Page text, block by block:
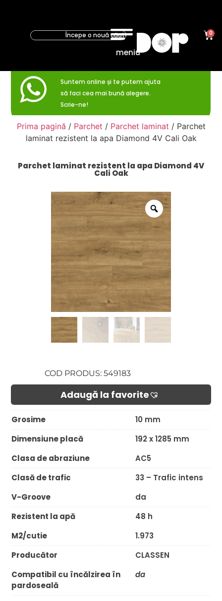
meniu
0
Suntem online și te putem ajuta
să faci cea mai bună alegere.
Scrie-ne!
Prima pagină / Parchet / Parchet laminat / Parchet
laminat rezistent la apa Diamond 4V Cali Oak
Parchet laminat rezistent la apa Diamond 4V
Cali Oak
COD PRODUS: 549183
Adaugă la favorite​
Grosime
10 mm
Dimensiune placă
192 x 1285 mm
Clasa de abraziune
AC5
Clasă de trafic
33 – Trafic intens
V-Groove
da
Rezistent la apă
48 h
M2/cutie
1.973
Producător
CLASSEN
Compatibil cu încălzirea în
pardoseală
da